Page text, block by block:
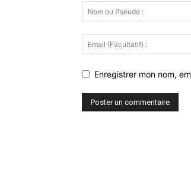
Enregistrer mon nom,